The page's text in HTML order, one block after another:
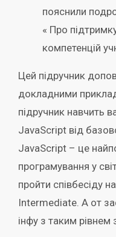
пояснили
« ‎Про
компетенцій
Цей підручник
докладними
підручник навчить
JavaScript від
JavaScript – це
програмування у
пройти співбесіду
Intermediate. А от
інфу з таким